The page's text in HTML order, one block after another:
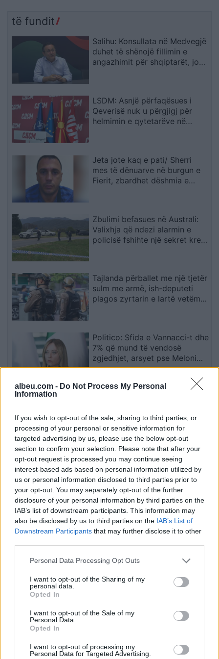
albeu.com - Do Not Process My Personal
Information
If you wish to opt-out of the sale, sharing to third parties, or
processing of your personal or sensitive information for
targeted advertising by us, please use the below opt-out
section to confirm your selection. Please note that after your
opt-out request is processed you may continue seeing
interest-based ads based on personal information utilized by
us or personal information disclosed to third parties prior to
your opt-out. You may separately opt-out of the further
disclosure of your personal information by third parties on the
IAB’s list of downstream participants. This information may
also be disclosed by us to third parties on the IAB’s List of
Downstream Participants that may further disclose it to other
Personal Data Processing Opt Outs
I want to opt-out of the Sharing of my
personal data.
Opted In
I want to opt-out of the Sale of my
Personal Data.
Opted In
I want to opt-out of processing my
Personal Data for Targeted Advertising.
të fundit
Salihu: Konsullata në Medvegjë
duhet të shënojë fillimin e
angazhimit për shqiptarët, jo
LSDM: Asnjë përfaqësues i
Qeverisë nuk u përgjigj për
helmimin e qytetarëve në
Jeta jote kaq e pati/ Sherri
mes të dënuarve në burgun e
Fierit, zbardhet dëshmia e
Zbulimi befasues në Australi:
Valixhja që ndezi alarmin e
policisë fshihte një sekret krejt
Tajlanda përballet me një tjetër
sulm me armë, ish-deputeti
plagos zyrtarin e lartë vetëm
Politico: Sfida e Vannacci-t dhe
7% që mund të vendosë
zgjedhjet, arsyet pse Meloni
ashpërson qëndrimin për
me Shamrock Rovers
Esim for Global
Esim for USA|Esim for Italy| Esim for Spain|Esim